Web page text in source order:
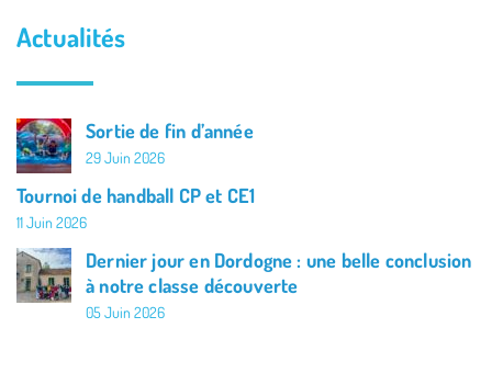
Actualités
Sortie de fin d’année
29 Juin 2026
Tournoi de handball CP et CE1
11 Juin 2026
Dernier jour en Dordogne : une belle conclusion
à notre classe découverte
05 Juin 2026